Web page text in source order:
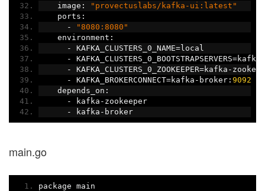
    image
:
"provectuslabs/kafka-ui:latest"
    ports
:
-
"8080:8080"
    environment
:
- KAFKA_CLUSTERS_0_NAME=local
- KAFKA_CLUSTERS_0_BOOTSTRAPSERVERS=kafka
- KAFKA_CLUSTERS_0_ZOOKEEPER=kafka -
- KAFKA_BROKERCONNECT=kafka - broker: 9092
    depends_on
:
- kafka - zookeeper
- kafka - broker
main.go
package main